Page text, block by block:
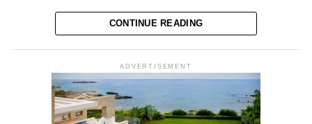
Απόψε στις 7:00 μ.μ. – Η τελική της προεκλογικής
περιόδου με χιούμορ!
CONTINUE READING
ADVERTISEMENT